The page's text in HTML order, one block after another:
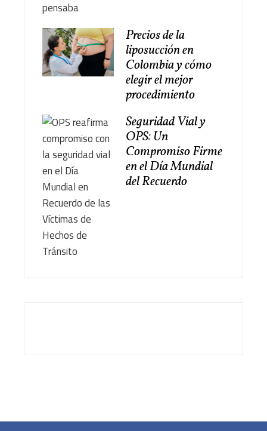
Precios de la
liposucción en
Colombia y cómo
elegir el mejor
procedimiento
Seguridad Vial y
OPS: Un
Compromiso Firme
en el Día Mundial
del Recuerdo